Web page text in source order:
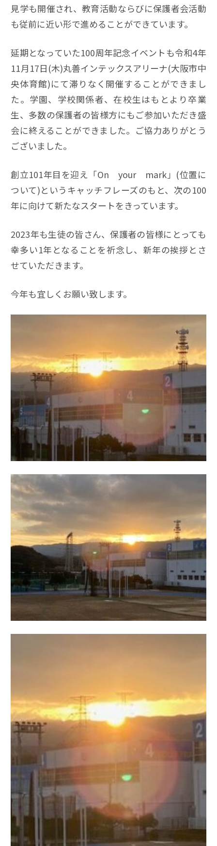
見学も開催され、教育活動ならびに保護者会活動
も従前に近い形で進めることができています。
延期となっていた100周年記念イベントも令和4年
11月17日(木)丸善インテックスアリーナ(大阪市中
央体育館)にて滞りなく開催することができまし
た。学園、学校関係者、在校生はもとより卒業
生、多数の保護者の皆様方にもご参加いただき盛
会に終えることができました。ご協力ありがとう
ございました。
創立101年目を迎え「On your mark」(位置に
ついて)というキャッチフレーズのもと、次の100
年に向けて新たなスタートをきっています。
2023年も生徒の皆さん、保護者の皆様にとっても
幸多い1年となることを祈念し、新年の挨拶とさ
せていただきます。
今年も宜しくお願い致します。